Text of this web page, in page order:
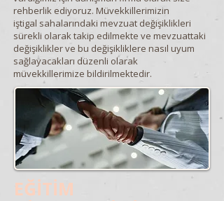
rehberlik ediyoruz. Müvekkillerimizin
iştigal sahalarındaki mevzuat değişiklikleri
sürekli olarak takip edilmekte ve mevzuattaki
değişiklikler ve bu değişikliklere nasıl uyum
sağlayacakları düzenli olarak
müvekkillerimize bildirilmektedir.
EĞİTİM